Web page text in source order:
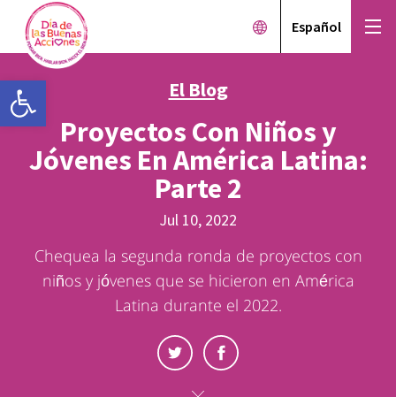
Open toolbar
Español
El Blog
Proyectos Con Niños y
Jóvenes En América Latina:
Parte 2
Jul 10, 2022
Chequea la segunda ronda de proyectos con
niños y jóvenes que se hicieron en América
Latina durante el 2022.